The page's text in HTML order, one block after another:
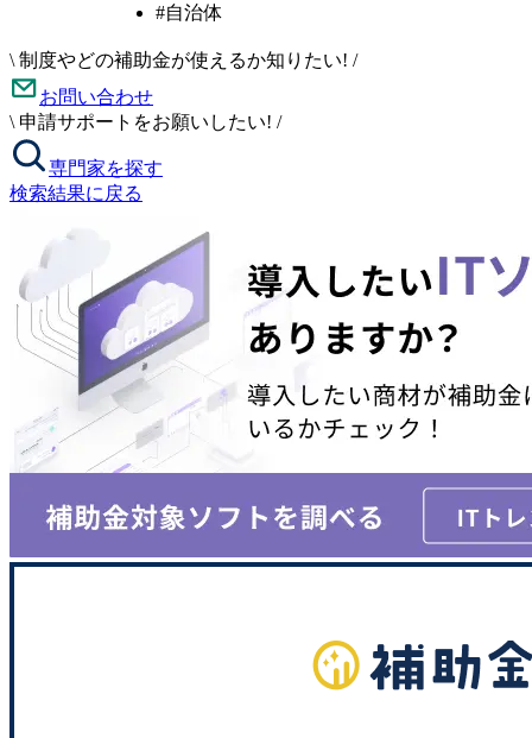
#自治体
\ 制度やどの補助金が使えるか知りたい! /
お問い合わせ
\ 申請サポートをお願いしたい! /
専門家を探す
検索結果に戻る